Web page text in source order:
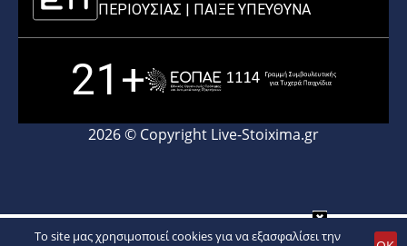
ΠΕΡΙΟΥΣΙΑΣ |
ΠΑΙΞΕ ΥΠΕΥΘΥΝΑ
21+
2026 © Copyright Live-Stoixima.gr
To site μας χρησιμοποιεί cookies για να εξασφαλίσει την